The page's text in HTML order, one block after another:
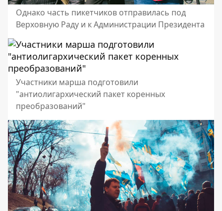
Однако часть пикетчиков отправилась под
Верховную Раду и к Администрации Президента
Участники марша подготовили
"антиолигархический пакет коренных
преобразований"